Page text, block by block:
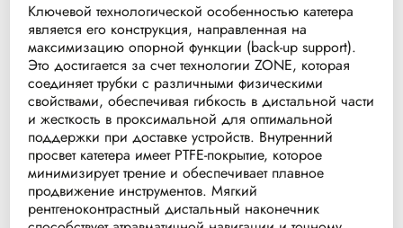
Ключевой технологической особенностью катетера
является его конструкция, направленная на
максимизацию опорной функции (back-up support).
Это достигается за счет технологии ZONE, которая
соединяет трубки с различными физическими
свойствами, обеспечивая гибкость в дистальной части
и жесткость в проксимальной для оптимальной
поддержки при доставке устройств. Внутренний
просвет катетера имеет PTFE-покрытие, которое
минимизирует трение и обеспечивает плавное
продвижение инструментов. Мягкий
рентгеноконтрастный дистальный наконечник